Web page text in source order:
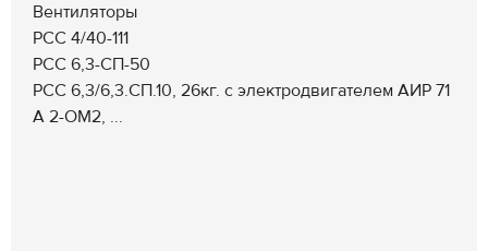
Вентиляторы
РСС 4/40-111
РСС 6,3-СП-50
РСС 6,3/6,3.СП.10, 26кг. с электродвигателем АИР 71
А 2-ОМ2, ...